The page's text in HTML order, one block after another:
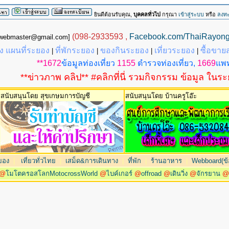
ยินดีต้อนรับคุณ, บุคคลทั่วไป กรุณา เข้าสู่ระบบ หรือ ลงท
(098-2933593 , Facebook.com/
แผนที่ระยอง
|ที่พักระยอง |ของกินระยอง เที่ยวระยอง |ซื้อขาย
**1672ข้อมูลท่องเที่ยว 1155ตำรวจท่องเที่ยว, 1669แพ
**ข่าวภาพ คลิป** #คลิกที่นี่ รวมกิจกรรม ข้อมูล ในระ
สนับสนุนโดย สุขเกษมการบัญชี สนับสนุนโดย บ้านครูโอ๊ะ
อง เที่ยวทั่วไทย เสม็ด&การเดินทาง |ที่พัก |ร้านอาหาร |Webboard(
โมโตครอสโลกMotocrossWorld @ไบค์เกอร์ @offroad @เดินวิ่ง @จักรยาน @